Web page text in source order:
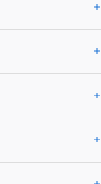
閉じる